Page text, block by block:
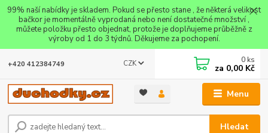
99% naší nabídky je skladem. Pokud se přesto stane , že některá velikost
bačkor je momentálně vyprodaná nebo není dostatečné množství ,
můžete položku přesto objednat, protože je doplňujeme průběžně z
výroby od 1 do 3 týdnů. Děkujeme za pochopení.
Menu
CZK
Hledat
+420 412384749 0 ks
za 0,00 Kč